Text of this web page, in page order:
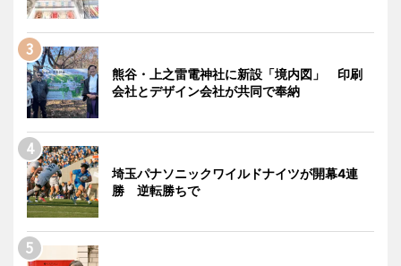
熊谷・上之雷電神社に新設「境内図」 印刷
会社とデザイン会社が共同で奉納
埼玉パナソニックワイルドナイツが開幕4連
勝 逆転勝ちで